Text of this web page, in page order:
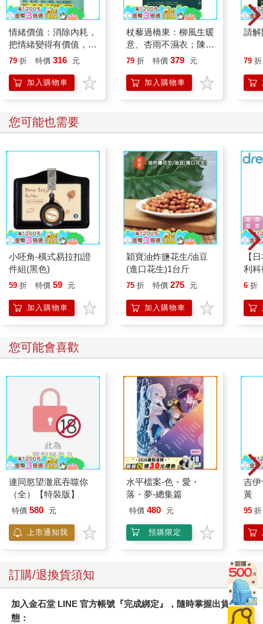
的修正，搞錯品項。還有，弄錯會議時間，或是說在南棟集合，
就他一個在北棟入口等著。「去年也不例外。」
「是鐵板呢。」
事到臨頭，松田仍搞不清小學男生希望的禮物，所以到物品管理
部和負責人商量，負責人立刻回答：「若是男孩，今年就是鐵
負責人指的是，大受歡迎的某動畫人物，使用的筆型無線電。這
個玩具一上市，立刻銷售一空，甚至造成一種社會現象。負責人
的說法。然而，松田卻老實接收字面上的意義，將「鐵板」解釋
成禮物。轉眼之間，此一失誤傳遍公司，這一年內，大家動不動
就開他這個玩笑，最後演變成炒熱場子的鐵板笑話。
「不過，物品管理部也是按松田製作的清單訂貨，如果當時有人
注意到就好了。」御子柴說道。
「也對。」野村笑著抓了抓鼻頭，「不過，『不可思議』是指什
麼？是說松田居然會出那麼離譜的錯誤嗎？」
「不，我不是那個意思。我沒有刻意貶低松田，請不要誤會。」
「我知道，沒人會討厭松田。」
「我只是覺得，沒想到公司會錄用他。」
「是啊。」野村附和般點點頭，「公司的人事部門真是太厲害
了。」
組織內工作的人才。只要有個派不上用場的人，公司就會垮掉，
我認為很有道理。尤其是我們的工作，牽涉到孩子的夢想，稍微
有點失誤，可能會功虧一簣。」
到自己適合這個司機的工作吧。」
「我以前在市公所的回收促進課工作。」
真的做了，發現確實很適合。這是什麼演算法，還是人事部門才
知道的祕訣？」
「真是恐怖，該不會請私家偵探調查我吧。」御子柴嘴上說著，
但並非真心這麼想。他很清楚這個組織並不恐怖。
「人事部門一定也是看中松田的某種特質。雖然經常出錯，但他
不是故意。搞不好他真的遭到犯下離譜錯誤的詛咒，大家都這麼
說。」
「嗯，我不討厭松田，但一想起他去年和前年都發生錯誤下訂的
狀況，就很擔心今年該不會也出問題吧。」
「不知道，但我想應該不用太擔心。」
「什麼意思？」
「搞不好松田就是在這種星星底下出生的啊。」
「這是什麼占星術嗎？」御子柴半開玩笑地回答。
此時，在深處跑道上奔馳的馴鹿靜靜離開地面，宛如奔向空中
般，踢著空氣飛起來。牠們移動到最靠近天花板的地方，緩緩描
繪出軌道，往御子柴和野村的頭頂上移動。
恍若被那美麗的軌道迷住，兩人凝望好一陣子。
情緒價值：消除內耗，
把情緒變得有價值，跟
誰都能自在相處
79 折 特價 316 元
加入購物車
杖藜過橋東：柳風生暖
意、杏雨不濕衣；陳亮
恭談以心轉境的適齡漫
79 折 特價 379 元
加入購物車
請解
79 折
您可能也需要
小呸角-橫式易拉扣證
件組(黑色)
59 折 特價 59 元
加入購物車
穎寶油炸鹽花生/油豆
(進口花生)1台斤
75 折 特價 275 元
加入購物車
【
利
濕
6 折
您可能會喜歡
連同慾望澈底吞噬你
（全）【特裝版】
特價 580 元
上市通知我
水平檔案-色・愛・
落・夢-總集篇
特價 480 元
預購限定
吉
黃
95 折
訂購/退換貨須知
加入金石堂 LINE 官方帳號『完成綁定』，隨時掌握出貨動
態：